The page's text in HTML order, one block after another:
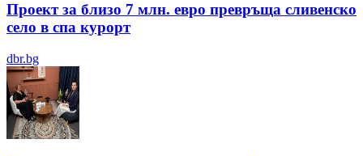
Проект за близо 7 млн. евро превръща сливенско
село в спа курорт
dbr.bg